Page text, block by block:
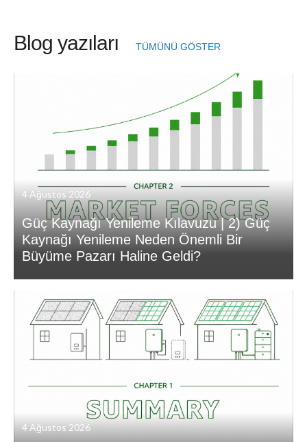
Blog yazıları TÜMÜNÜ GÖSTER
4 Ağustos 2026
Güç Kaynağı Yenileme Kılavuzu | 2) Güç
Kaynağı Yenileme Neden Önemli Bir
Büyüme Pazarı Haline Geldi?
4 Ağustos 2026